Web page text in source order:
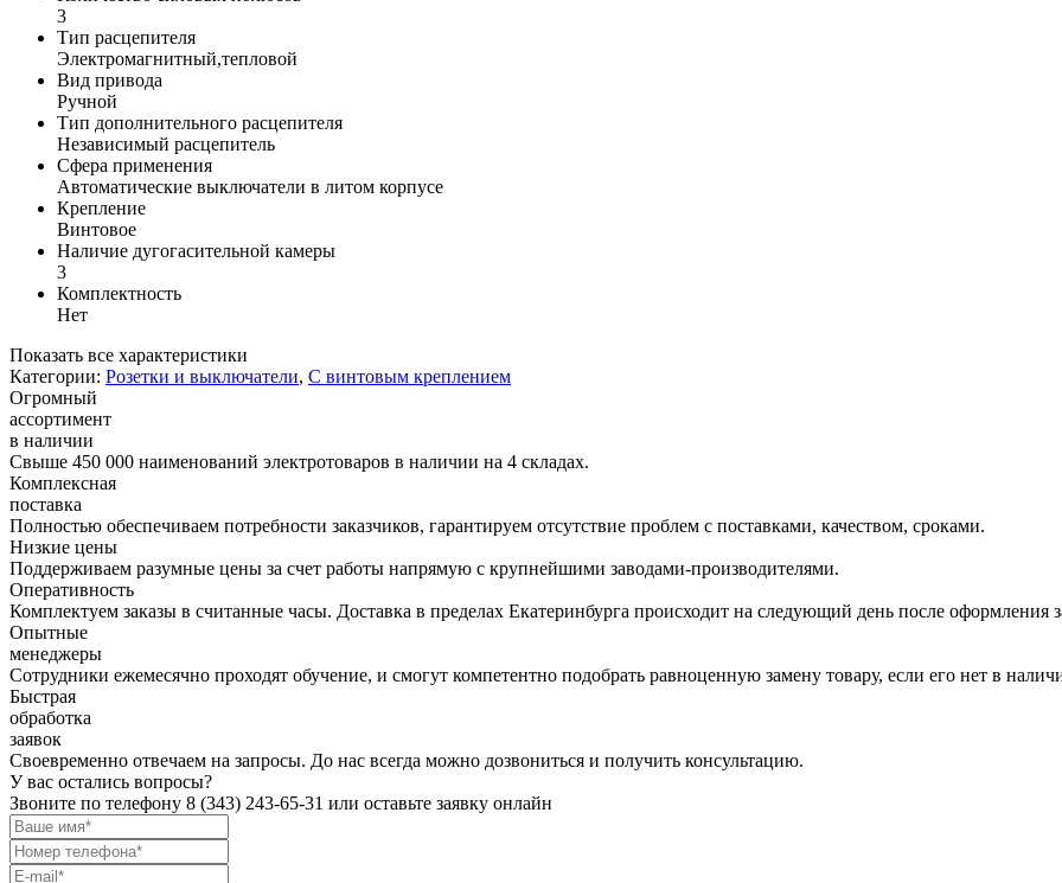
3
Тип расцепителя
Электромагнитный,тепловой
Вид привода
Ручной
Тип дополнительного расцепителя
Независимый расцепитель
Сфера применения
Автоматические выключатели в литом корпусе
Крепление
Винтовое
Наличие дугогасительной камеры
3
Комплектность
Нет
Показать все характеристики
Категории: Розетки и выключатели, С винтовым креплением
Огромный
ассортимент
в наличии
Свыше 450 000 наименований электротоваров в наличии на 4 складах.
Комплексная
поставка
Полностью обеспечиваем потребности заказчиков, гарантируем отсутствие проблем с поставками, качеством, сроками.
Низкие цены
Поддерживаем разумные цены за счет работы напрямую с крупнейшими заводами-производителями.
Оперативность
Комплектуем заказы в считанные часы. Доставка в пределах Екатеринбурга происходит на следующий день после оформления
Опытные
менеджеры
Сотрудники ежемесячно проходят обучение, и смогут компетентно подобрать равноценную замену товару, если его нет в
Быстрая
обработка
заявок
Своевременно отвечаем на запросы. До нас всегда можно дозвониться и получить консультацию.
У вас остались вопросы?
Звоните по телефону 8 (343) 243-65-31 или оставьте заявку онлайн